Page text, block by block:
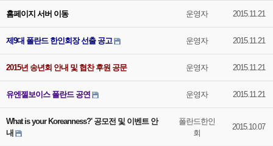
홈페이지 서버 이동 운영자 2015.11.21
제9대 폴란드 한인회장 선출 공고 운영자 2015.11.21
2015년 송년회 안내 및 협찬 후원 공문 운영자 2015.11.21
유엔젤보이스 폴란드 공연 운영자 2015.11.21
What is your Koreanness?' 공모전 및 이벤트 안
내
폴란드한인
회
2015.10.07